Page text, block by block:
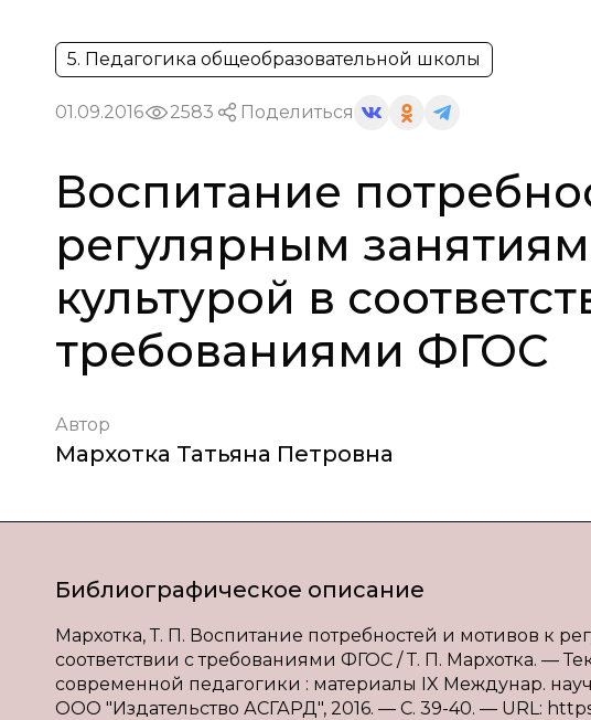
5. Педагогика общеобразовательной школы
01.09.2016 2583 Поделиться
Воспитание
регулярным
культурой в
требованиями ФГОС
Автор
Мархотка Татьяна Петровна
Библиографическое описание
Мархотка, Т. П. Воспитание потребностей и мотивов к
соответствии с требованиями ФГОС / Т. П. Мархотка. —
современной педагогики : материалы IX Междунар.
ООО "Издательство АСГАРД", 2016. — С. 39-40. — URL: